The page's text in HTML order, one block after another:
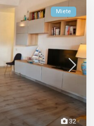
32
Miete